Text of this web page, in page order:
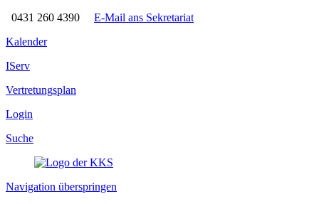
0431 260 4390
E-Mail ans Sekretariat
Kalender
IServ
Vertretungsplan
Login
Suche
Navigation überspringen